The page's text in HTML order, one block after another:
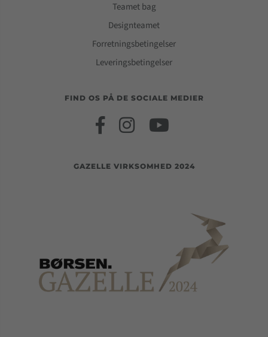
Teamet bag
Designteamet
Forretningsbetingelser
Leveringsbetingelser
FIND OS PÅ DE SOCIALE MEDIER
GAZELLE VIRKSOMHED 2024